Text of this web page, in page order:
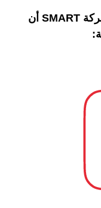
،يمكن لشركة SMART أن